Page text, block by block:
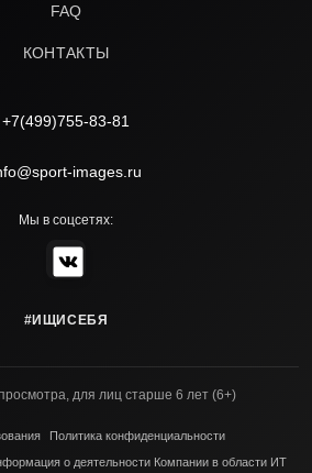
FAQ
КОНТАКТЫ
+7(499)755-83-81
images.ru
Мы в соцсетях:
#ИЩИСЕБЯ
для лиц старше 6 лет (6+)
Политика конфиденциальности
о деятельности Компании в области ИТ